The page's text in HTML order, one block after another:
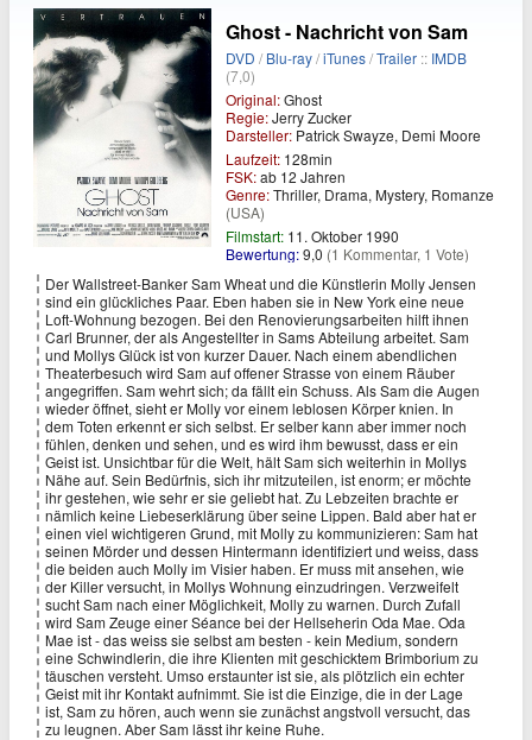
Ghost - Nachricht von Sam
DVD /Blu-ray/iTunes/Trailer :: IMDB
(7,0)
Original:Ghost
Regie:Jerry Zucker
Darsteller: Patrick Swayze, Demi Moore
Laufzeit: 128min
FSK:ab 12 Jahren
Genre:Thriller, Drama, Mystery, Romanze
(USA)
Filmstart: 11. Oktober 1990
Bewertung:9,0 (1 Kommentar, 1 Vote)
Der Wallstreet-Banker Sam Wheat und die Künstlerin Molly Jensen
sind ein glückliches Paar. Eben haben sie in New York eine neue
Loft-Wohnung bezogen. Bei den Renovierungsarbeiten hilft ihnen
Carl Brunner, der als Angestellter in Sams Abteilung arbeitet. Sam
und Mollys Glück ist von kurzer Dauer. Nach einem abendlichen
Theaterbesuch wird Sam auf offener Strasse von einem Räuber
angegriffen. Sam wehrt sich; da fällt ein Schuss. Als Sam die Augen
wieder öffnet, sieht er Molly vor einem leblosen Körper knien. In
dem Toten erkennt er sich selbst. Er selber kann aber immer noch
fühlen, denken und sehen, und es wird ihm bewusst, dass er ein
Geist ist. Unsichtbar für die Welt, hält Sam sich weiterhin in Mollys
Nähe auf. Sein Bedürfnis, sich ihr mitzuteilen, ist enorm; er möchte
ihr gestehen, wie sehr er sie geliebt hat. Zu Lebzeiten brachte er
nämlich keine Liebeserklärung über seine Lippen. Bald aber hat er
einen viel wichtigeren Grund, mit Molly zu kommunizieren: Sam hat
seinen Mörder und dessen Hintermann identifiziert und weiss, dass
die beiden auch Molly im Visier haben. Er muss mit ansehen, wie
der Killer versucht, in Mollys Wohnung einzudringen. Verzweifelt
sucht Sam nach einer Möglichkeit, Molly zu warnen. Durch Zufall
wird Sam Zeuge einer Séance bei der Hellseherin Oda Mae. Oda
Mae ist - das weiss sie selbst am besten - kein Medium, sondern
eine Schwindlerin, die ihre Klienten mit geschicktem Brimborium zu
täuschen versteht. Umso erstaunter ist sie, als plötzlich ein echter
Geist mit ihr Kontakt aufnimmt. Sie ist die Einzige, die in der Lage
ist, Sam zu hören, auch wenn sie zunächst angstvoll versucht, das
zu leugnen. Aber Sam lässt ihr keine Ruhe.